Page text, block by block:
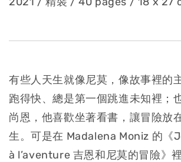
有些人天生就像尼莫，像故事裡的
跑得快、總是第一個跳進未知裡；
尚恩，他喜歡坐著看書，讓冒險放
生。可是在 Madalena Moniz 的《
à l’aventure 吉恩和尼莫的冒險》